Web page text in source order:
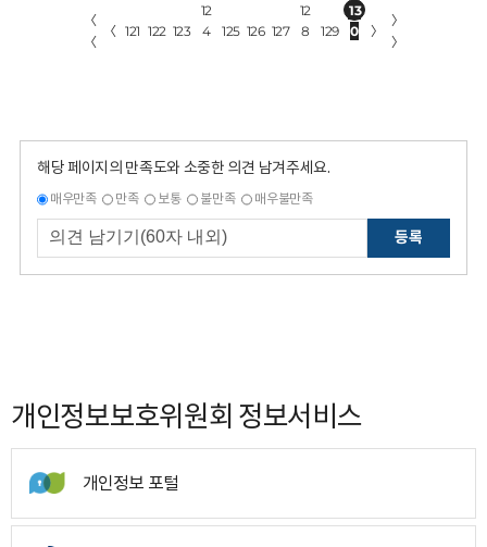
〈
〈
〈 121 122 123
12
4
125 126 127
12
8
129
13
0
〉
〉
〉
해당 페이지의 만족도와 소중한 의견 남겨주세요.
매우만족 만족 보통 불만족 매우불만족
등록
개인정보보호위원회 정보서비스
개인정보 포털